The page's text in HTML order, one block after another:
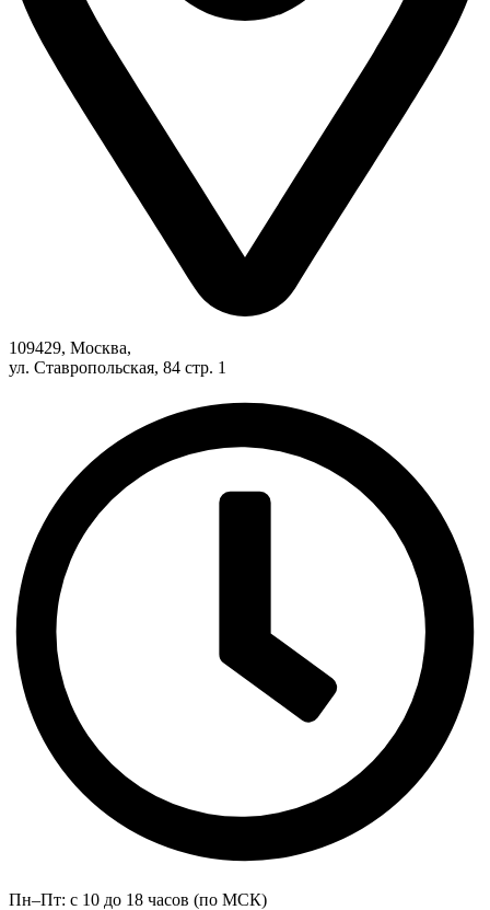
109429, Москва,
ул. Ставропольская, 84 стр. 1
Пн–Пт: с 10 до 18 часов (по МСК)